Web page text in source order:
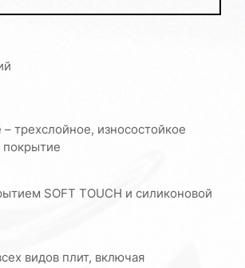
– трехслойное, износостойкое
покрытие
SOFT TOUCH и силиконовой
видов плит, включая